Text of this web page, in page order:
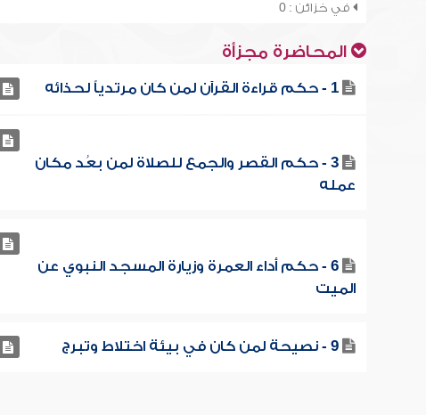
في خزائن : 0
المحاضرة مجزأة
1 - حكم قراءة القرآن لمن كان مرتدياً لحذائه
3 - حكم القصر والجمع للصلاة لمن بعُد مكان
عمله
6 - حكم أداء العمرة وزيارة المسجد النبوي عن
الميت
9 - نصيحة لمن كان في بيئة اختلاط وتبرج